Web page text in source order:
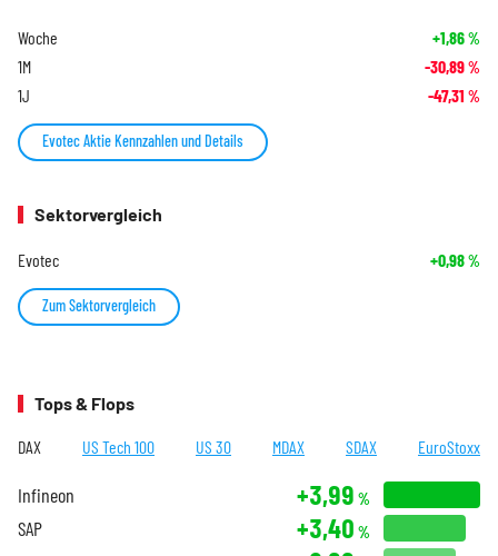
Woche +1,86%
1M -30,89%
1J -47,31 %
Evotec Aktie Kennzahlen und Details
Sektorvergleich
Evotec +0,98%
Zum Sektorvergleich
Tops & Flops
DAX US Tech 100 US 30 MDAX SDAX EuroStoxx
Infineon +3,99 %
SAP +3,40 %